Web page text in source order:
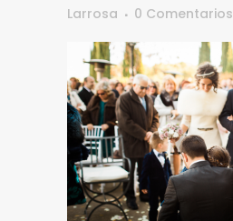
Larrosa
0 Comentarios